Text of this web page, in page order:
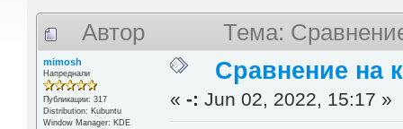
Автор Тема:
mimosh
Напреднали
Публикации: 317
Distribution: Kubuntu
Window Manager: KDE
Сравнение на
«-: Jun 02, 2022, 15:17 »